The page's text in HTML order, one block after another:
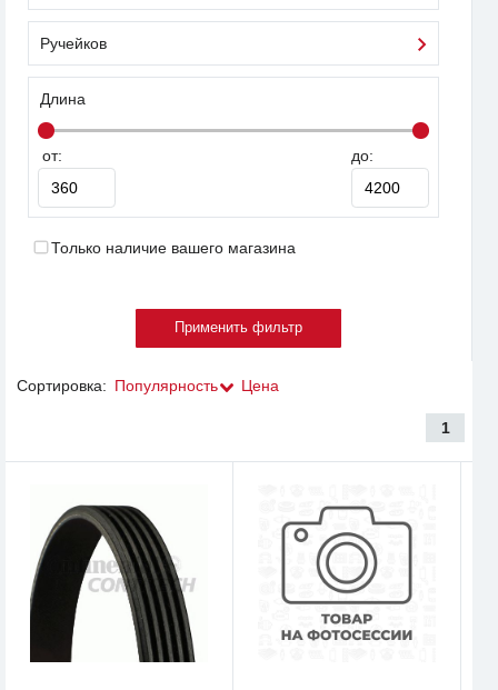
Ручейков
Длина
от: до:
Только наличие вашего магазина
Сортировка: Популярность Цена
1